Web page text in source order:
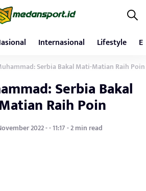
Internasional Lifestyle
Serbia Bakal Mati-Matian Raih Poin
Serbia Bakal
Raih Poin
2022 - - 11:17 - 2 min read